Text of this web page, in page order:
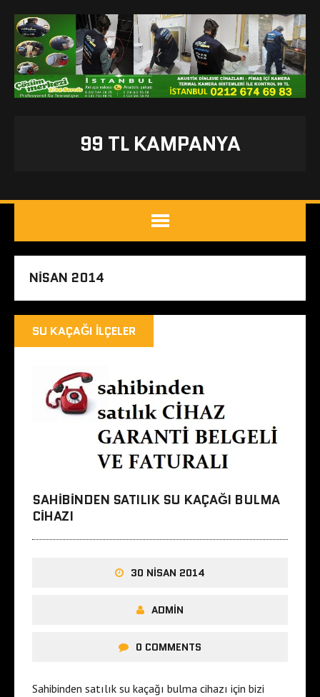
99 TL KAMPANYA
NISAN 2014
SU KAÇAĞI İLÇELER
SAHIBINDEN SATILIK SU KAÇAĞI BULMA
CIHAZI
30 NISAN 2014
ADMIN
0 COMMENTS
Sahibinden satılık su kaçağı bulma cihazı için bizi